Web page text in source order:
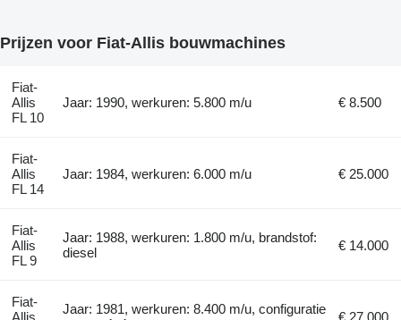
Prijzen voor Fiat-Allis bouwmachines
Fiat-
Allis
FL 10
Jaar: 1990, werkuren: 5.800 m/u € 8.500
Fiat-
Allis
FL 14
Jaar: 1984, werkuren: 6.000 m/u € 25.000
Fiat-
Allis
FL 9
Jaar: 1988, werkuren: 1.800 m/u, brandstof:
diesel
€ 14.000
Fiat-
Allis
Jaar: 1981, werkuren: 8.400 m/u, configuratie
€ 27.000